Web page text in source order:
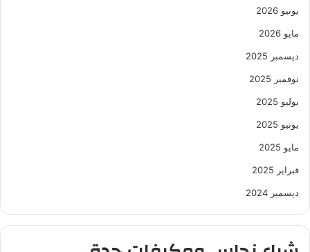
يونيو 2026
مايو 2026
ديسمبر 2025
نوفمبر 2025
يوليو 2025
يونيو 2025
مايو 2025
فبراير 2025
ديسمبر 2024